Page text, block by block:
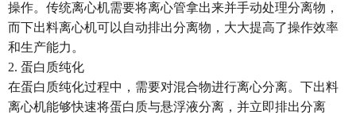
操作。传统离心机需要将离心管拿出来并手动处理分离物，
而下出料离心机可以自动排出分离物，大大提高了操作效率
和生产能力。
2. 蛋白质纯化
在蛋白质纯化过程中，需要对混合物进行离心分离。下出料
离心机能够快速将蛋白质与悬浮液分离，并立即排出分离